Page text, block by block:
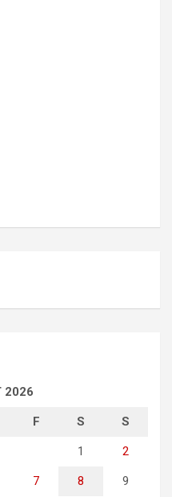
2026
F S S
1 2
7 8 9